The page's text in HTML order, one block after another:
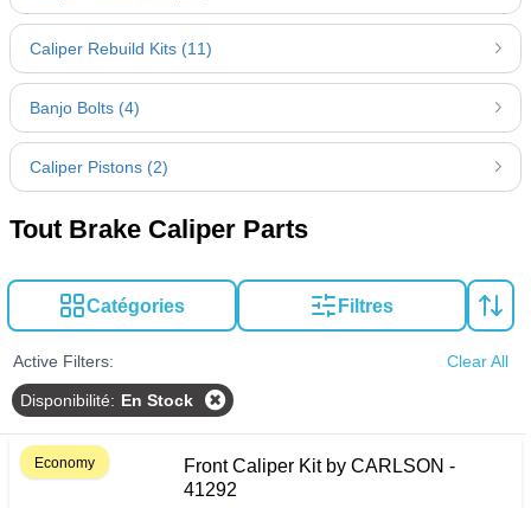
Caliper Rebuild Kits (11)
Banjo Bolts (4)
Caliper Pistons (2)
Tout Brake Caliper Parts
Catégories Filtres
Active Filters: Clear All
Disponibilité: En Stock
Economy
Front Caliper Kit by CARLSON -
41292